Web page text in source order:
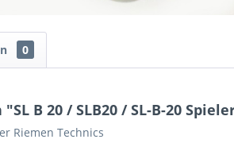
0
B 20 / SLB20 / SL-B-20
Riemen Technics